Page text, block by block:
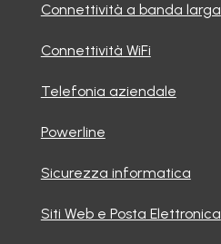
Connettività a banda larga
Connettività WiFi
Telefonia aziendale
Powerline
Sicurezza informatica
Siti Web e Posta Elettronica